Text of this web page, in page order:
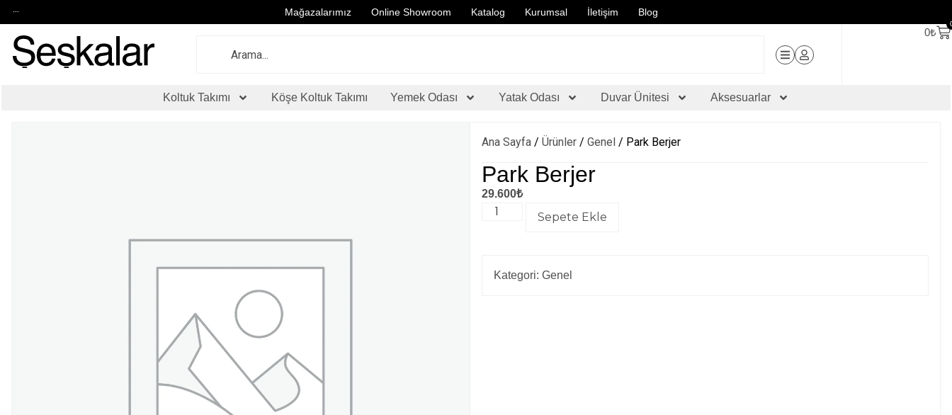
... Mağazalarımız Online Showroom Katalog Kurumsal İletişim Blog
0₺
Koltuk Takımı Köşe Koltuk Takımı Yemek Odası Yatak Odası Duvar Ünitesi Aksesuarlar
Ana Sayfa /Ürünler /Genel / Park Berjer
Park Berjer
29.600₺
Sepete Ekle
Kategori:Genel